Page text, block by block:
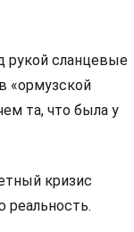
рукой сланцевые
«ормузской
та, что была у
кризис
реальность.